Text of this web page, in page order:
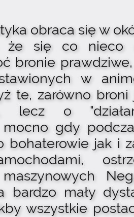
obraca się w
że się co nieco
bronie
w
te, zarówno
lecz o
mocno gdy
bohaterowie jak i
maszynowych
bardzo mały
wszystkie